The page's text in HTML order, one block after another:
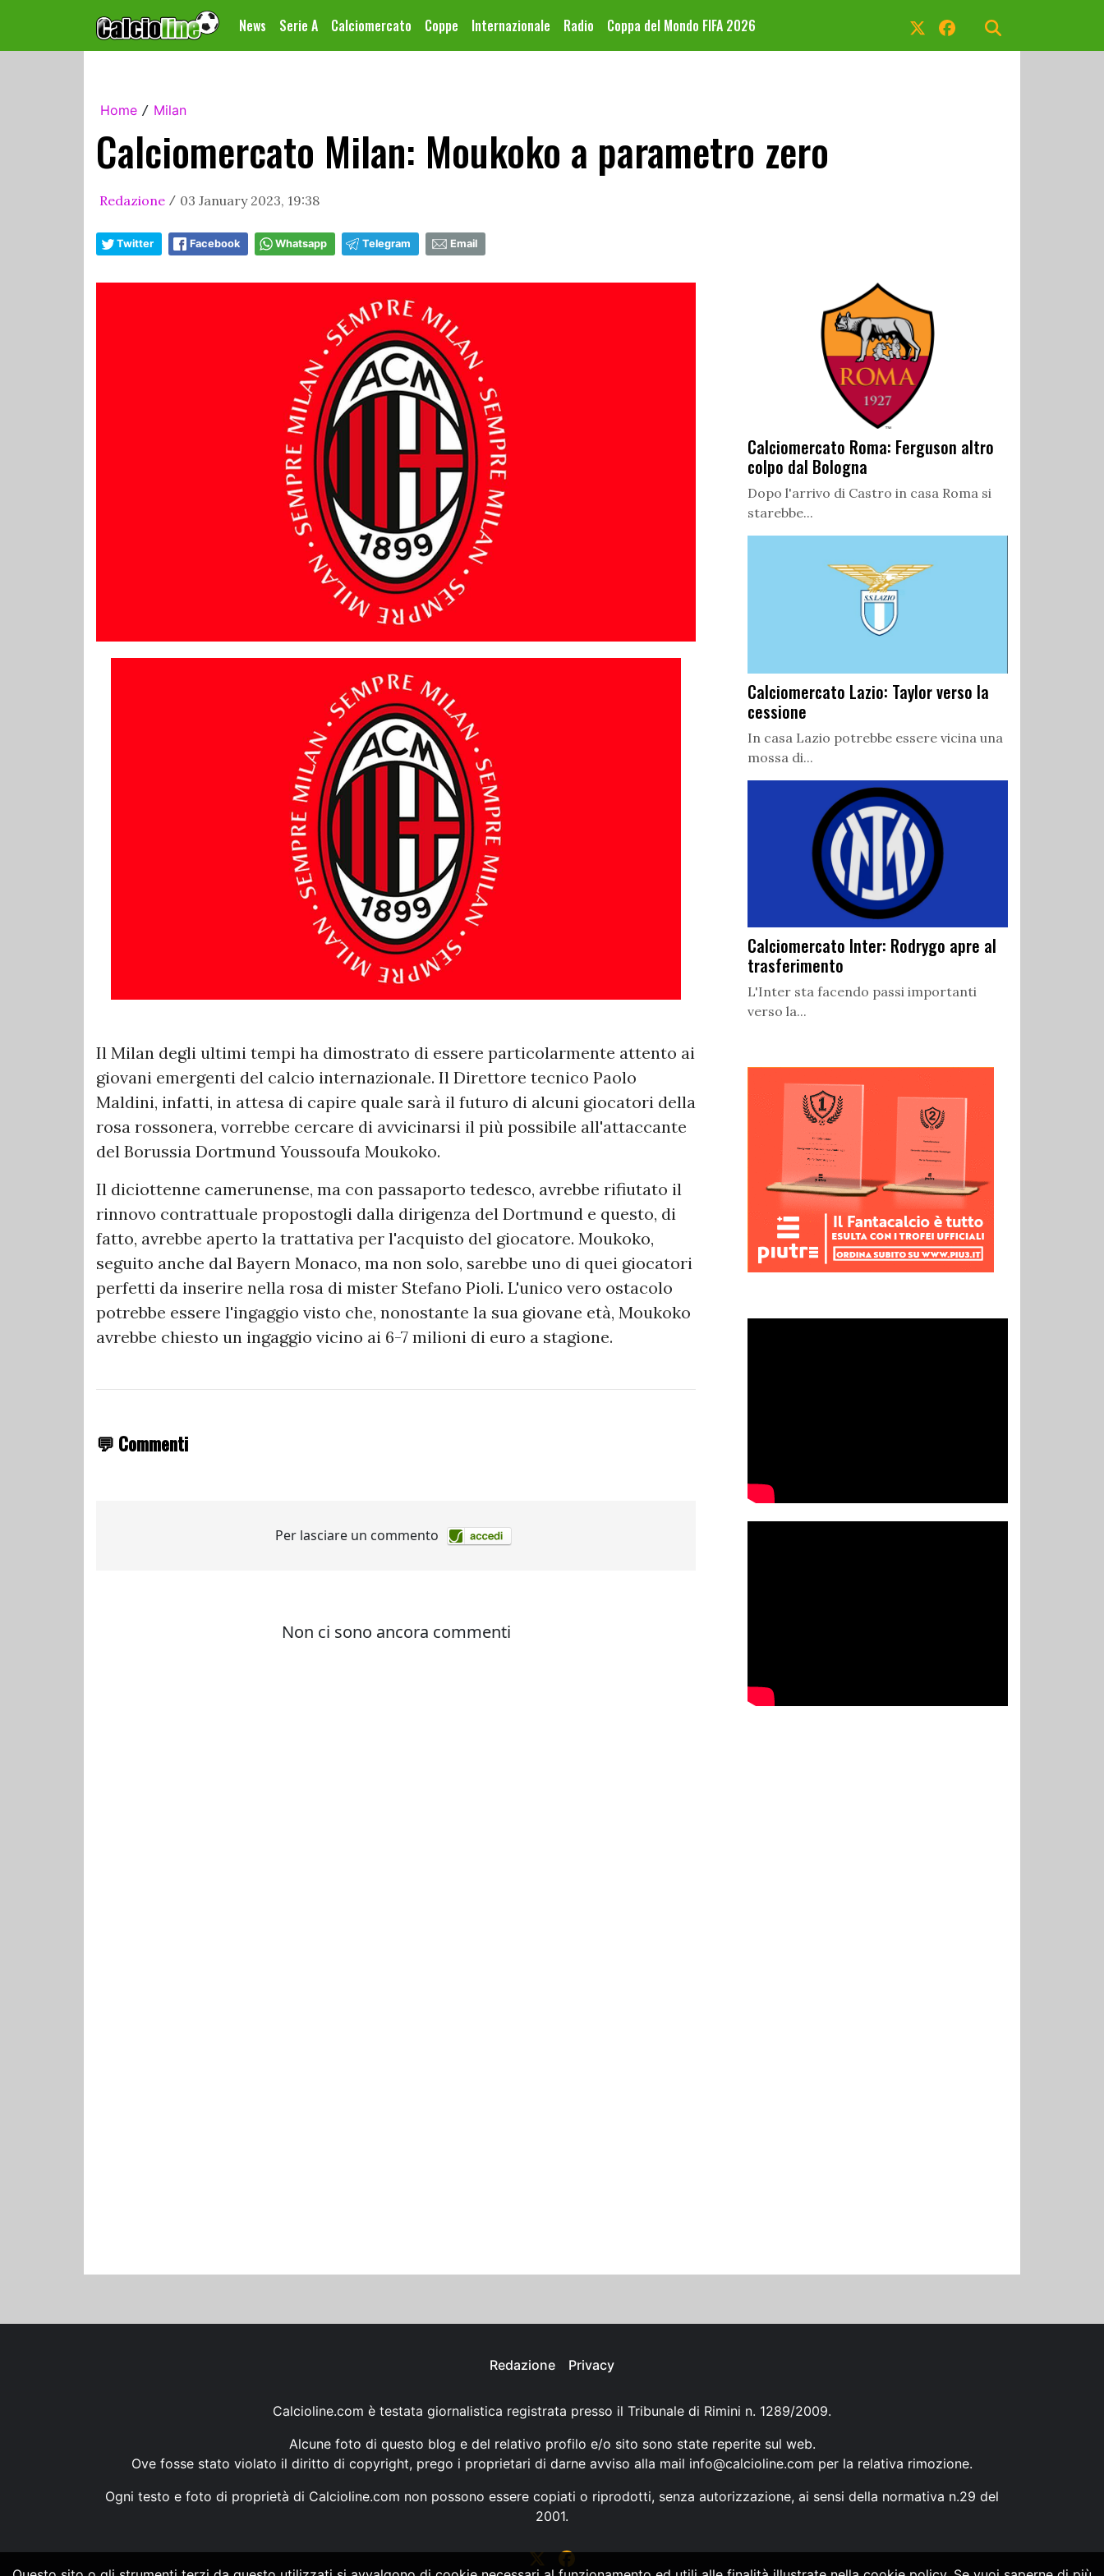
News Serie A Calciomercato Coppe Internazionale Radio Coppa del Mondo FIFA 2026
Home / Milan
Calciomercato Milan: Moukoko a parametro zero
Redazione / 03 January 2023, 19:38
Twitter Facebook Whatsapp Telegram Email
Il Milan degli ultimi tempi ha dimostrato di essere particolarmente attento ai
giovani emergenti del calcio internazionale. Il Direttore tecnico Paolo
Maldini, infatti, in attesa di capire quale sarà il futuro di alcuni giocatori della
rosa rossonera, vorrebbe cercare di avvicinarsi il più possibile all'attaccante
del Borussia Dortmund Youssoufa Moukoko.
Il diciottenne camerunense, ma con passaporto tedesco, avrebbe rifiutato il
rinnovo contrattuale propostogli dalla dirigenza del Dortmund e questo, di
fatto, avrebbe aperto la trattativa per l'acquisto del giocatore. Moukoko,
seguito anche dal Bayern Monaco, ma non solo, sarebbe uno di quei giocatori
perfetti da inserire nella rosa di mister Stefano Pioli. L'unico vero ostacolo
potrebbe essere l'ingaggio visto che, nonostante la sua giovane età, Moukoko
avrebbe chiesto un ingaggio vicino ai 6-7 milioni di euro a stagione.
💬 Commenti
Calciomercato Roma: Ferguson altro
colpo dal Bologna
Dopo l'arrivo di Castro in casa Roma si
starebbe...
Calciomercato Lazio: Taylor verso la
cessione
In casa Lazio potrebbe essere vicina una
mossa di...
Calciomercato Inter: Rodrygo apre al
trasferimento
L'Inter sta facendo passi importanti
verso la...
Redazione Privacy
Calcioline.com è testata giornalistica registrata presso il Tribunale di Rimini n. 1289/2009.
Alcune foto di questo blog e del relativo profilo e/o sito sono state reperite sul web.
Ove fosse stato violato il diritto di copyright, prego i proprietari di darne avviso alla mail info@calcioline.com per la relativa rimozione.
Ogni testo e foto di proprietà di Calcioline.com non possono essere copiati o riprodotti, senza autorizzazione, ai sensi della normativa n.29 del
2001.